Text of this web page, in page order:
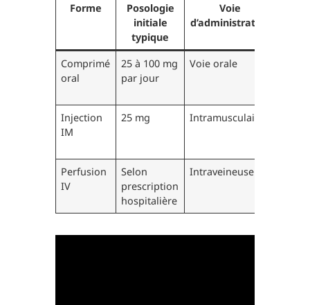
Forme
Posologie
initiale
typique
Voie
d’administration
Comprimé
oral
25 à 100 mg
par jour
Voie orale
Injection
IM
25 mg Intramusculaire
Perfusion
IV
Selon
prescription
hospitalière
Intraveineuse